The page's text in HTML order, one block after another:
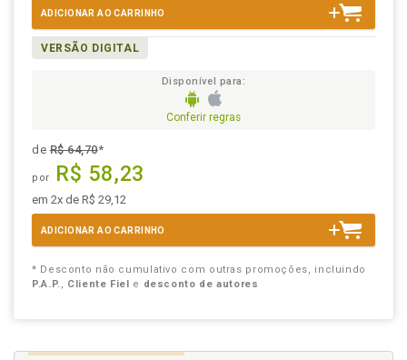
ADICIONAR AO CARRINHO
VERSÃO DIGITAL
Disponível para:
Conferir regras
deR$ 64,70*
por R$ 58,23
em 2x de R$ 29,12
ADICIONAR AO CARRINHO
* Desconto não cumulativo com outras promoções, incluindo
P.A.P., Cliente Fiel e desconto de autores